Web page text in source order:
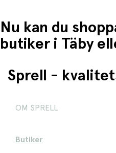
Nu kan du
butiker i Täby
Sprell -
OM SPRELL
Butiker